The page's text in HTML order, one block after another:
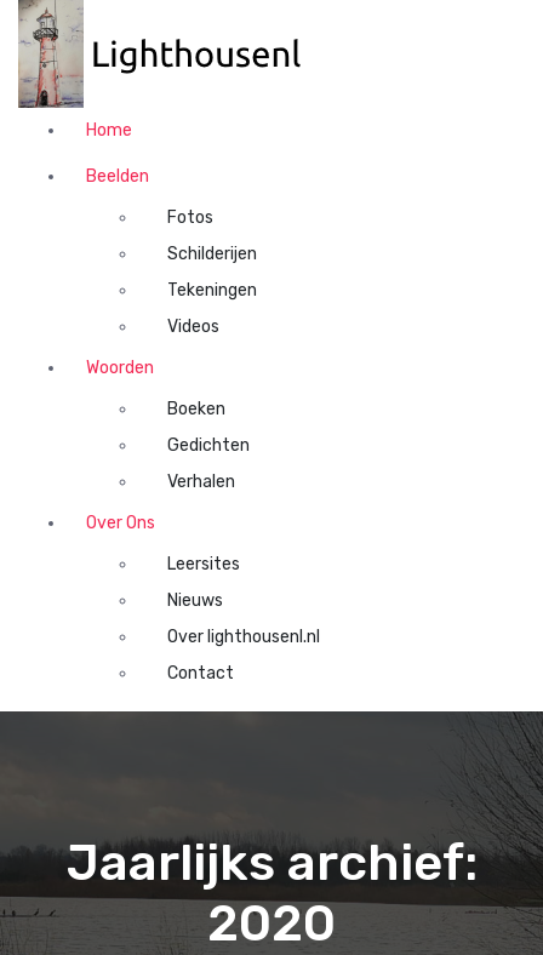
Home
Beelden
Fotos
Schilderijen
Tekeningen
Videos
Woorden
Boeken
Gedichten
Verhalen
Over Ons
Leersites
Nieuws
Over lighthousenl.nl
Contact
Jaarlijks archief:
2020